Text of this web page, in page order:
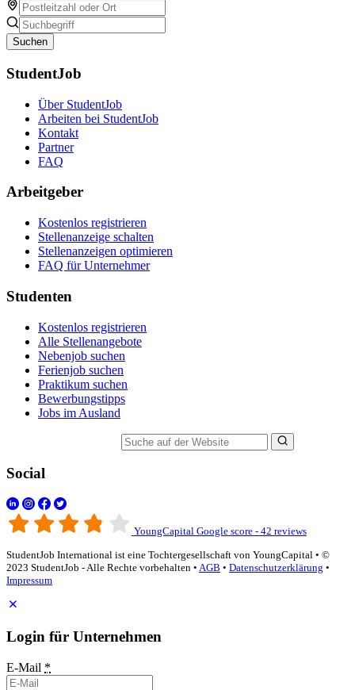
Suchen
StudentJob
Über StudentJob
Arbeiten bei StudentJob
Kontakt
Partner
FAQ
Arbeitgeber
Kostenlos registrieren
Stellenanzeige schalten
Stellenanzeigen optimieren
FAQ für Unternehmer
Studenten
Kostenlos registrieren
Alle Stellenangebote
Nebenjob suchen
Ferienjob suchen
Praktikum suchen
Bewerbungstipps
Jobs im Ausland
Social
YoungCapital Google score - 42 reviews
StudentJob International ist eine Tochtergesellschaft von YoungCapital • ©
2023 StudentJob - Alle Rechte vorbehalten • AGB • Datenschutzerklärung •
Impressum
Login für Unternehmen
E-Mail *